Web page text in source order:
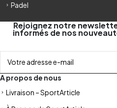
Padel
Rejoignez notre
informés de nos
A propos de nous
Livraison – SportArticle